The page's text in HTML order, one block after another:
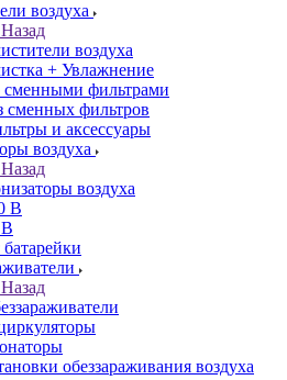
воздуха
Назад
воздуха
+ Увлажнение
сменными фильтрами
сменных фильтров
и аксессуары
воздуха
Назад
воздуха
В
В
Назад
обеззараживания воздуха